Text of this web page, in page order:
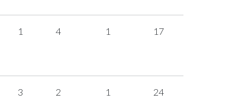
1 4 1 17
3 2 1 24